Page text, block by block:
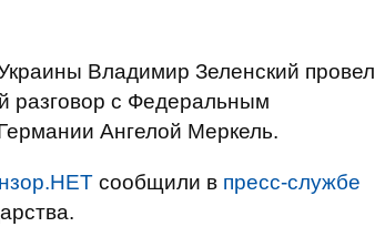
Владимир Зеленский провел
разговор с Федеральным
Ангелой Меркель.
сообщили в пресс-службе